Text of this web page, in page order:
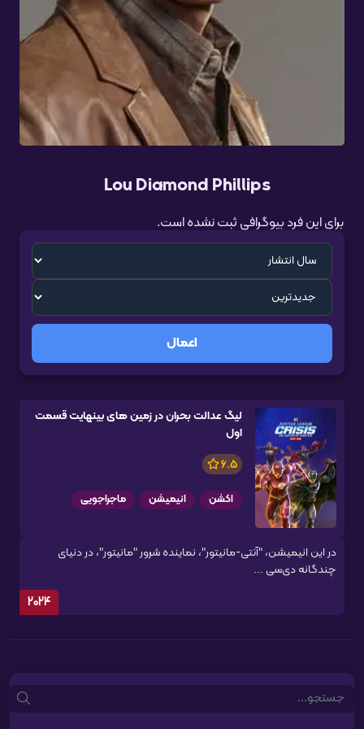
Lou Diamond Phillips
برای این فرد بیوگرافی ثبت نشده است.
اعمال
لیگ عدالت بحران در زمین های بینهایت قسمت
اول
6.5
اکشن انیمیشن ماجراجویی
در این انیمیشن، "آنتی-مانیتور"، نماینده شرور "مانیتور"، در دنیای
چندگانه دی‌سی ...
2024
Search